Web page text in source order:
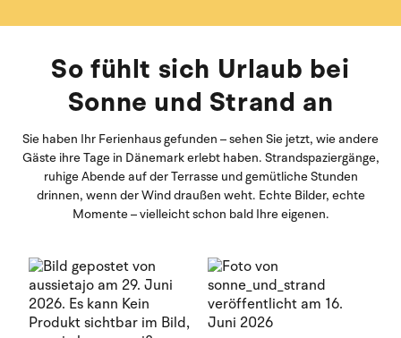
So fühlt sich Urlaub bei
Sonne und Strand an
Sie haben Ihr Ferienhaus gefunden – sehen Sie jetzt, wie andere
Gäste ihre Tage in Dänemark erlebt haben. Strandspaziergänge,
ruhige Abende auf der Terrasse und gemütliche Stunden
drinnen, wenn der Wind draußen weht. Echte Bilder, echte
Momente – vielleicht schon bald Ihre eigenen.